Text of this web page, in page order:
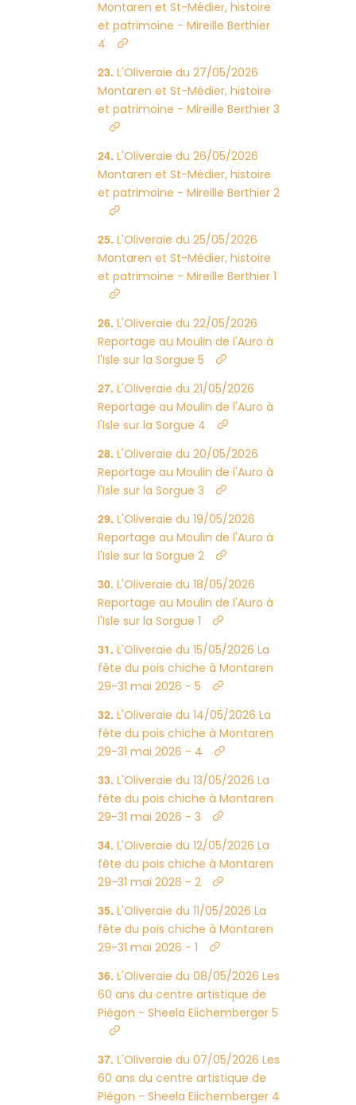
Montaren et St-Médier, histoire
et patrimoine - Mireille Berthier
4
L'Oliveraie du 27/05/2026
Montaren et St-Médier, histoire
et patrimoine - Mireille Berthier 3
L'Oliveraie du 26/05/2026
Montaren et St-Médier, histoire
et patrimoine - Mireille Berthier 2
L'Oliveraie du 25/05/2026
Montaren et St-Médier, histoire
et patrimoine - Mireille Berthier 1
L'Oliveraie du 22/05/2026
Reportage au Moulin de l'Auro à
l'Isle sur la Sorgue 5
L'Oliveraie du 21/05/2026
Reportage au Moulin de l'Auro à
l'Isle sur la Sorgue 4
L'Oliveraie du 20/05/2026
Reportage au Moulin de l'Auro à
l'Isle sur la Sorgue 3
L'Oliveraie du 19/05/2026
Reportage au Moulin de l'Auro à
l'Isle sur la Sorgue 2
L'Oliveraie du 18/05/2026
Reportage au Moulin de l'Auro à
l'Isle sur la Sorgue 1
L'Oliveraie du 15/05/2026 La
fête du pois chiche à Montaren
29-31 mai 2026 - 5
L'Oliveraie du 14/05/2026 La
fête du pois chiche à Montaren
29-31 mai 2026 - 4
L'Oliveraie du 13/05/2026 La
fête du pois chiche à Montaren
29-31 mai 2026 - 3
L'Oliveraie du 12/05/2026 La
fête du pois chiche à Montaren
29-31 mai 2026 - 2
L'Oliveraie du 11/05/2026 La
fête du pois chiche à Montaren
29-31 mai 2026 - 1
L'Oliveraie du 08/05/2026 Les
60 ans du centre artistique de
Piégon - Sheela Eiichemberger 5
L'Oliveraie du 07/05/2026 Les
60 ans du centre artistique de
Piégon - Sheela Eiichemberger 4